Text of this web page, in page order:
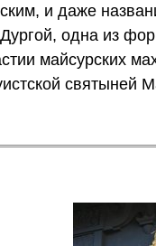
и даже
одна из
майсурских
святыней